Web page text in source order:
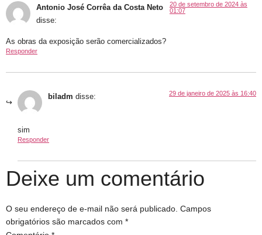
Antonio José Corrêa da Costa Neto
disse:
20 de setembro de 2024 às
01:07
As obras da exposição serão comercializados?
Responder
biladm disse: 29 de janeiro de 2025 às 16:40
sim
Responder
Deixe um comentário
O seu endereço de e-mail não será publicado. Campos
obrigatórios são marcados com *